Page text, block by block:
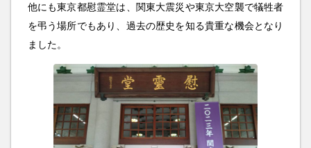
他にも東京都慰霊堂は、関東大震災や東京大空襲で犠牲者
を弔う場所でもあり、過去の歴史を知る貴重な機会となり
ました。